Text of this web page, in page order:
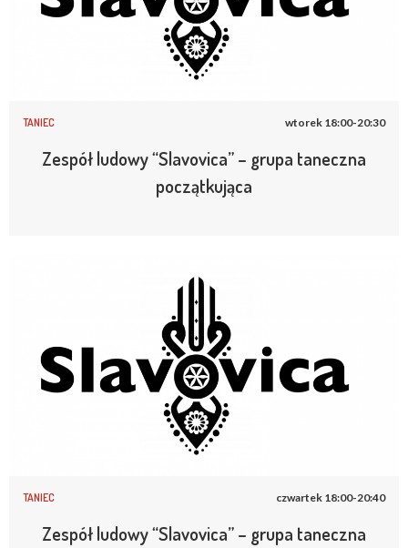
TANIEC wtorek 18:00-20:30
Zespół ludowy “Slavovica” – grupa taneczna
początkująca
TANIEC czwartek 18:00-20:40
Zespół ludowy “Slavovica” – grupa taneczna